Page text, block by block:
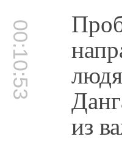
00:10:53
из